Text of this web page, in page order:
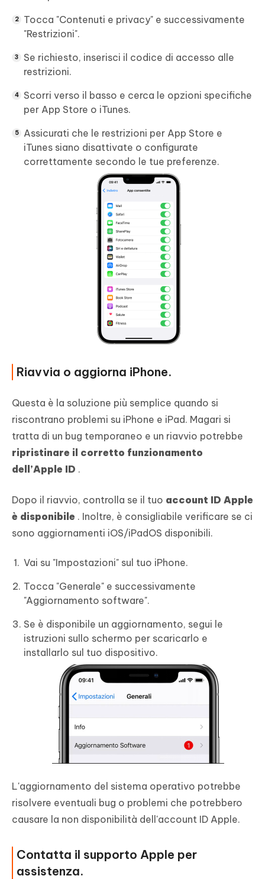
Tocca "Contenuti e privacy" e successivamente
"Restrizioni".
Se richiesto, inserisci il codice di accesso alle
restrizioni.
Scorri verso il basso e cerca le opzioni specifiche
per App Store o iTunes.
Assicurati che le restrizioni per App Store e
iTunes siano disattivate o configurate
correttamente secondo le tue preferenze.
Riavvia o aggiorna iPhone.
Questa è la soluzione più semplice quando si
riscontrano problemi su iPhone e iPad. Magari si
tratta di un bug temporaneo e un riavvio potrebbe
ripristinare il corretto funzionamento
dell’Apple ID .
Dopo il riavvio, controlla se il tuo account ID Apple
è disponibile . Inoltre, è consigliabile verificare se ci
sono aggiornamenti iOS/iPadOS disponibili.
Vai su "Impostazioni" sul tuo iPhone.
Tocca "Generale" e successivamente
"Aggiornamento software".
Se è disponibile un aggiornamento, segui le
istruzioni sullo schermo per scaricarlo e
installarlo sul tuo dispositivo.
L'aggiornamento del sistema operativo potrebbe
risolvere eventuali bug o problemi che potrebbero
causare la non disponibilità dell'account ID Apple.
Contatta il supporto Apple per
assistenza.